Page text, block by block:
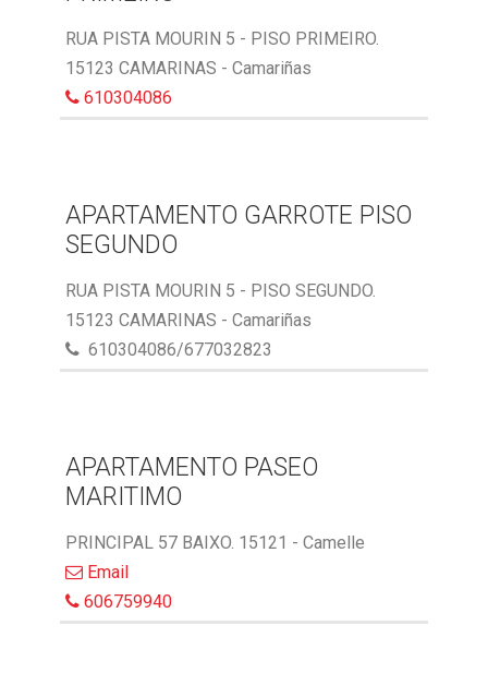
RUA PISTA MOURIN 5 - PISO PRIMEIRO.
15123 CAMARINAS - Camariñas
610304086
APARTAMENTO GARROTE PISO
SEGUNDO
RUA PISTA MOURIN 5 - PISO SEGUNDO.
15123 CAMARINAS - Camariñas
610304086/677032823
APARTAMENTO PASEO
MARITIMO
PRINCIPAL 57 BAIXO. 15121 - Camelle
Email
606759940